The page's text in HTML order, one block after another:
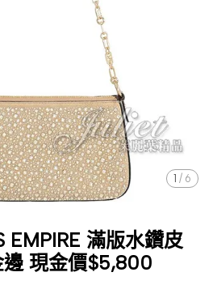
1 / 6
EMPIRE 滿版水鑽皮
邊 現金價$5,800